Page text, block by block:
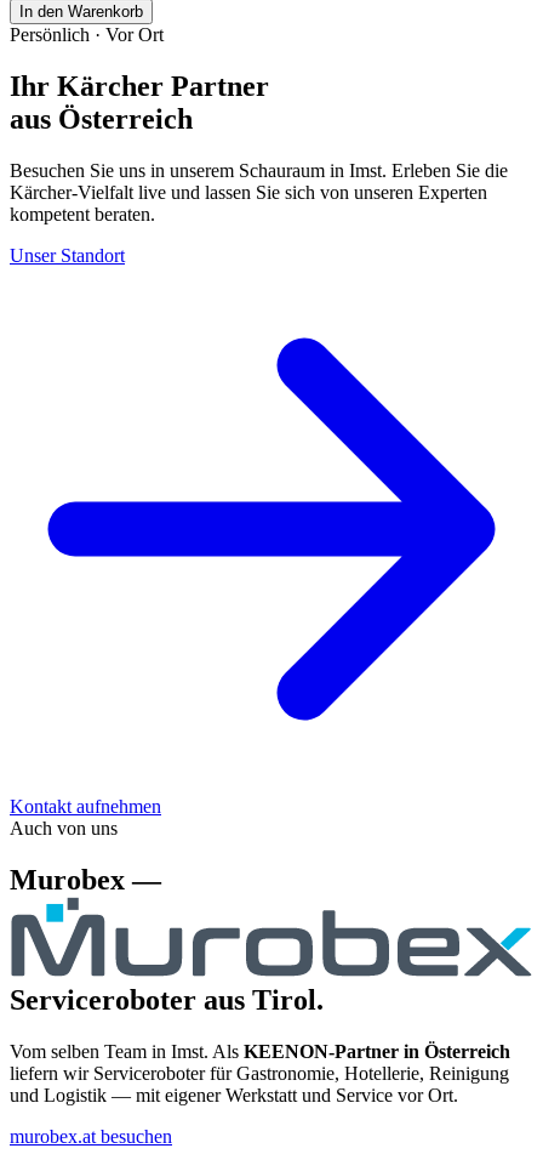
In den Warenkorb
Persönlich · Vor Ort
Ihr Kärcher Partner
aus Österreich
Besuchen Sie uns in unserem Schauraum in Imst. Erleben Sie die
Kärcher-Vielfalt live und lassen Sie sich von unseren Experten
kompetent beraten.
Unser Standort
Kontakt aufnehmen
Auch von uns
Murobex —
Serviceroboter aus Tirol.
Vom selben Team in Imst. Als KEENON-Partner in Österreich
liefern wir Serviceroboter für Gastronomie, Hotellerie, Reinigung
und Logistik — mit eigener Werkstatt und Service vor Ort.
murobex.at besuchen